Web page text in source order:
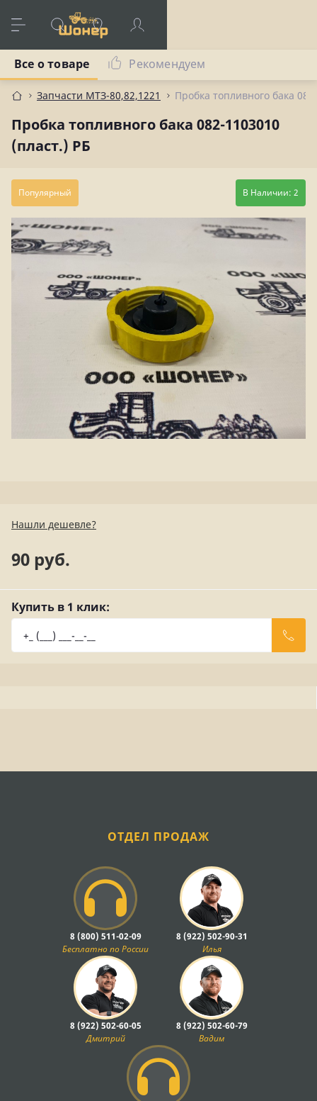
Запчасти МТЗ-80,82,1221 Пробка топливного бака
Пробка топливного бака 082-1103010
(пласт.) РБ
Все о товаре Рекомендуем
Популярный В Наличии: 2
Нашли дешевле?
90 руб.
Купить в 1 клик:
ОТДЕЛ ПРОДАЖ
8 (800) 511-02-09
Бесплатно по России
8 (922) 502-90-31
Илья
8 (922) 502-60-05
Дмитрий
8 (922) 502-60-79
Вадим